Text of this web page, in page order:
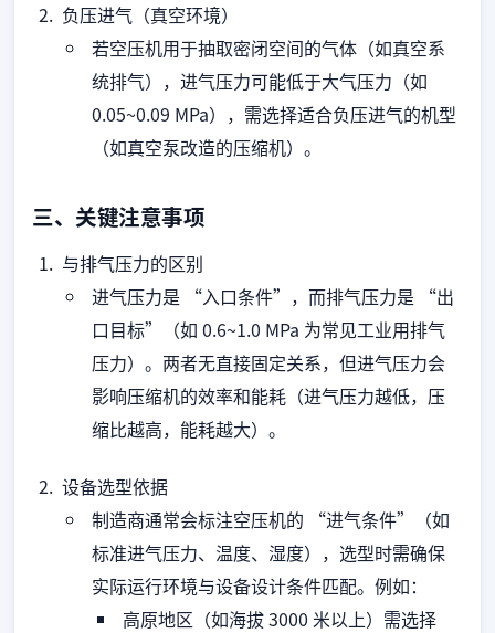
负压进气（真空环境）
若空压机用于抽取密闭空间的气体（如真空系
统排气），进气压力可能低于大气压力（如
0.05~0.09 MPa），需选择适合负压进气的机型
（如真空泵改造的压缩机）。
三、关键注意事项
与排气压力的区别
进气压力是 “入口条件”，而排气压力是 “出
口目标”（如 0.6~1.0 MPa 为常见工业用排气
压力）。两者无直接固定关系，但进气压力会
影响压缩机的效率和能耗（进气压力越低，压
缩比越高，能耗越大）。
设备选型依据
制造商通常会标注空压机的 “进气条件”（如
标准进气压力、温度、湿度），选型时需确保
实际运行环境与设备设计条件匹配。例如：
高原地区（如海拔 3000 米以上）需选择